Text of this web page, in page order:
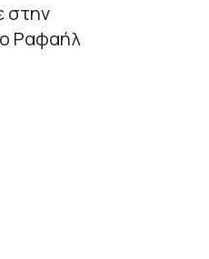
στην
Ραφαήλ